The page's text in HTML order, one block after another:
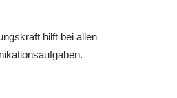
hilft bei allen